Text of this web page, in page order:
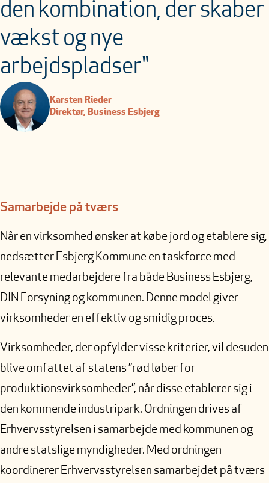
den kombination, der skaber
vækst og nye
arbejdspladser"
Karsten Rieder
Direktør, Business Esbjerg
Samarbejde på tværs
Når en virksomhed ønsker at købe jord og etablere sig,
nedsætter Esbjerg Kommune en taskforce med
relevante medarbejdere fra både Business Esbjerg,
DIN Forsyning og kommunen. Denne model giver
virksomheder en effektiv og smidig proces.
Virksomheder, der opfylder visse kriterier, vil desuden
blive omfattet af statens ”rød løber for
produktionsvirksomheder”, når disse etablerer sig i
den kommende industripark. Ordningen drives af
Erhvervsstyrelsen i samarbejde med kommunen og
andre statslige myndigheder. Med ordningen
koordinerer Erhvervsstyrelsen samarbejdet på tværs